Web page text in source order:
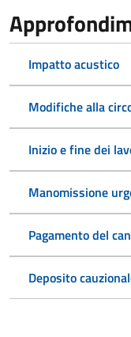
Impatto acustico
Modifiche alla
Inizio e fine dei
Manomissione
Pagamento del
Deposito